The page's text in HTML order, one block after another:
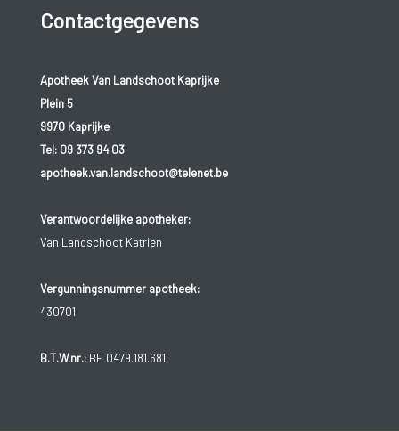
Contactgegevens
Apotheek Van Landschoot Kaprijke
Plein 5
9970 Kaprijke
Tel: 09 373 94 03
apotheek.van.landschoot@telenet.be
Verantwoordelijke apotheker:
Van Landschoot Katrien
Vergunningsnummer apotheek:
430701
B.T.W.nr.:BE 0479.181.681